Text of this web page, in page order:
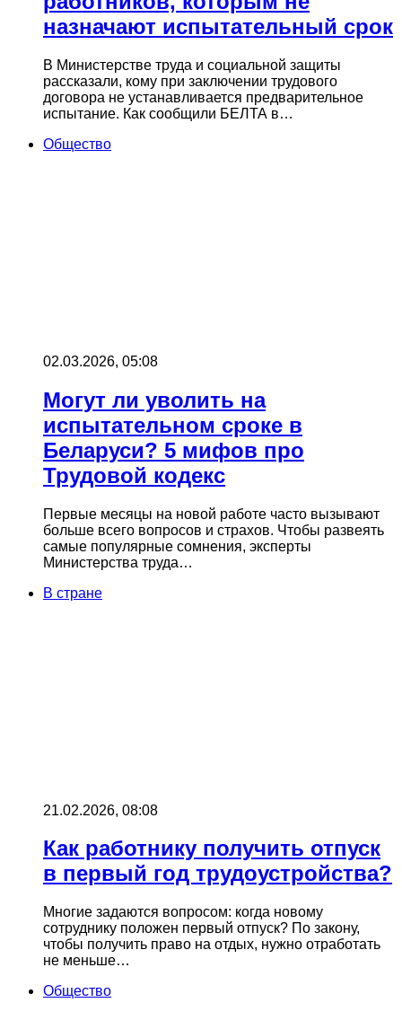
назначают испытательный срок
В Министерстве труда и социальной защиты
рассказали, кому при заключении трудового
договора не устанавливается предварительное
испытание. Как сообщили БЕЛТА в…
Общество
02.03.2026, 05:08
Могут ли уволить на
испытательном сроке в
Беларуси? 5 мифов про
Трудовой кодекс
Первые месяцы на новой работе часто вызывают
больше всего вопросов и страхов. Чтобы развеять
самые популярные сомнения, эксперты
Министерства труда…
В стране
21.02.2026, 08:08
Как работнику получить отпуск
в первый год трудоустройства?
Многие задаются вопросом: когда новому
сотруднику положен первый отпуск? По закону,
чтобы получить право на отдых, нужно отработать
не меньше…
Общество